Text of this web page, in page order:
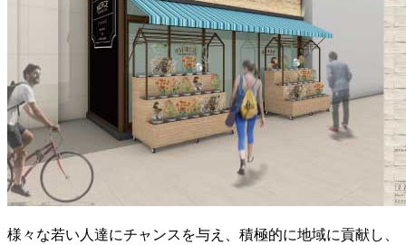
様々な若い人達にチャンスを与え、積極的に地域に貢献し、